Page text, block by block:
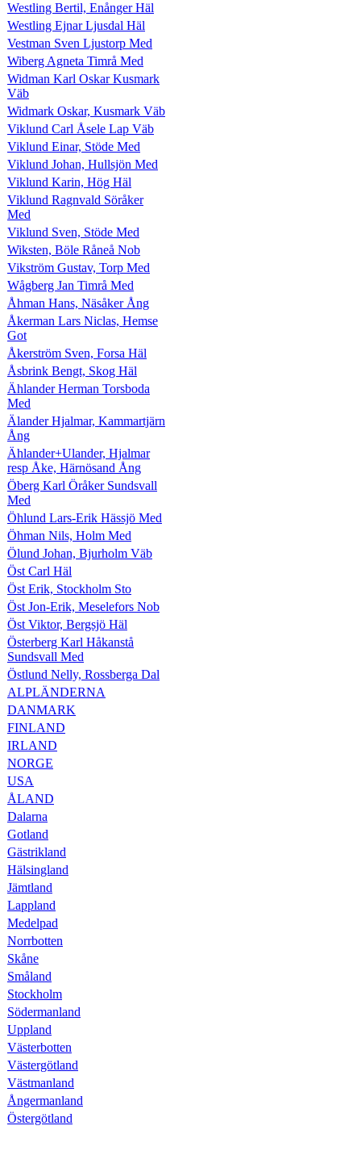
Westling Bertil, Enånger Häl
Westling Ejnar Ljusdal Häl
Vestman Sven Ljustorp Med
Wiberg Agneta Timrå Med
Widman Karl Oskar Kusmark
Väb
Widmark Oskar, Kusmark Väb
Viklund Carl Åsele Lap Väb
Viklund Einar, Stöde Med
Viklund Johan, Hullsjön Med
Viklund Karin, Hög Häl
Viklund Ragnvald Söråker
Med
Viklund Sven, Stöde Med
Wiksten, Böle Råneå Nob
Vikström Gustav, Torp Med
Wågberg Jan Timrå Med
Åhman Hans, Näsåker Ång
Åkerman Lars Niclas, Hemse
Got
Åkerström Sven, Forsa Häl
Åsbrink Bengt, Skog Häl
Ählander Herman Torsboda
Med
Älander Hjalmar, Kammartjärn
Ång
Ählander+Ulander, Hjalmar
resp Åke, Härnösand Ång
Öberg Karl Öråker Sundsvall
Med
Öhlund Lars-Erik Hässjö Med
Öhman Nils, Holm Med
Ölund Johan, Bjurholm Väb
Öst Carl Häl
Öst Erik, Stockholm Sto
Öst Jon-Erik, Meselefors Nob
Öst Viktor, Bergsjö Häl
Österberg Karl Håkanstå
Sundsvall Med
Östlund Nelly, Rossberga Dal
ALPLÄNDERNA
DANMARK
FINLAND
IRLAND
NORGE
USA
ÅLAND
Dalarna
Gotland
Gästrikland
Hälsingland
Jämtland
Lappland
Medelpad
Norrbotten
Skåne
Småland
Stockholm
Södermanland
Uppland
Västerbotten
Västergötland
Västmanland
Ångermanland
Östergötland